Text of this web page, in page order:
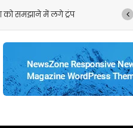
को समझाने में लगे ट्रंप